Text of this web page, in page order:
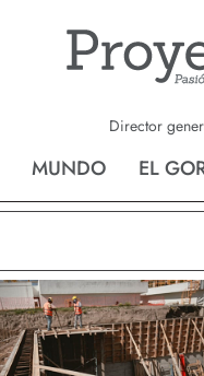
Director
MUNDO EL
Reynosa